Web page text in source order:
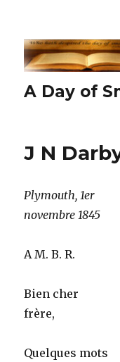
A Day of
J N
Plymouth, 1er
novembre 1845
A M. B. R.
Bien cher
frère,
Quelques mots